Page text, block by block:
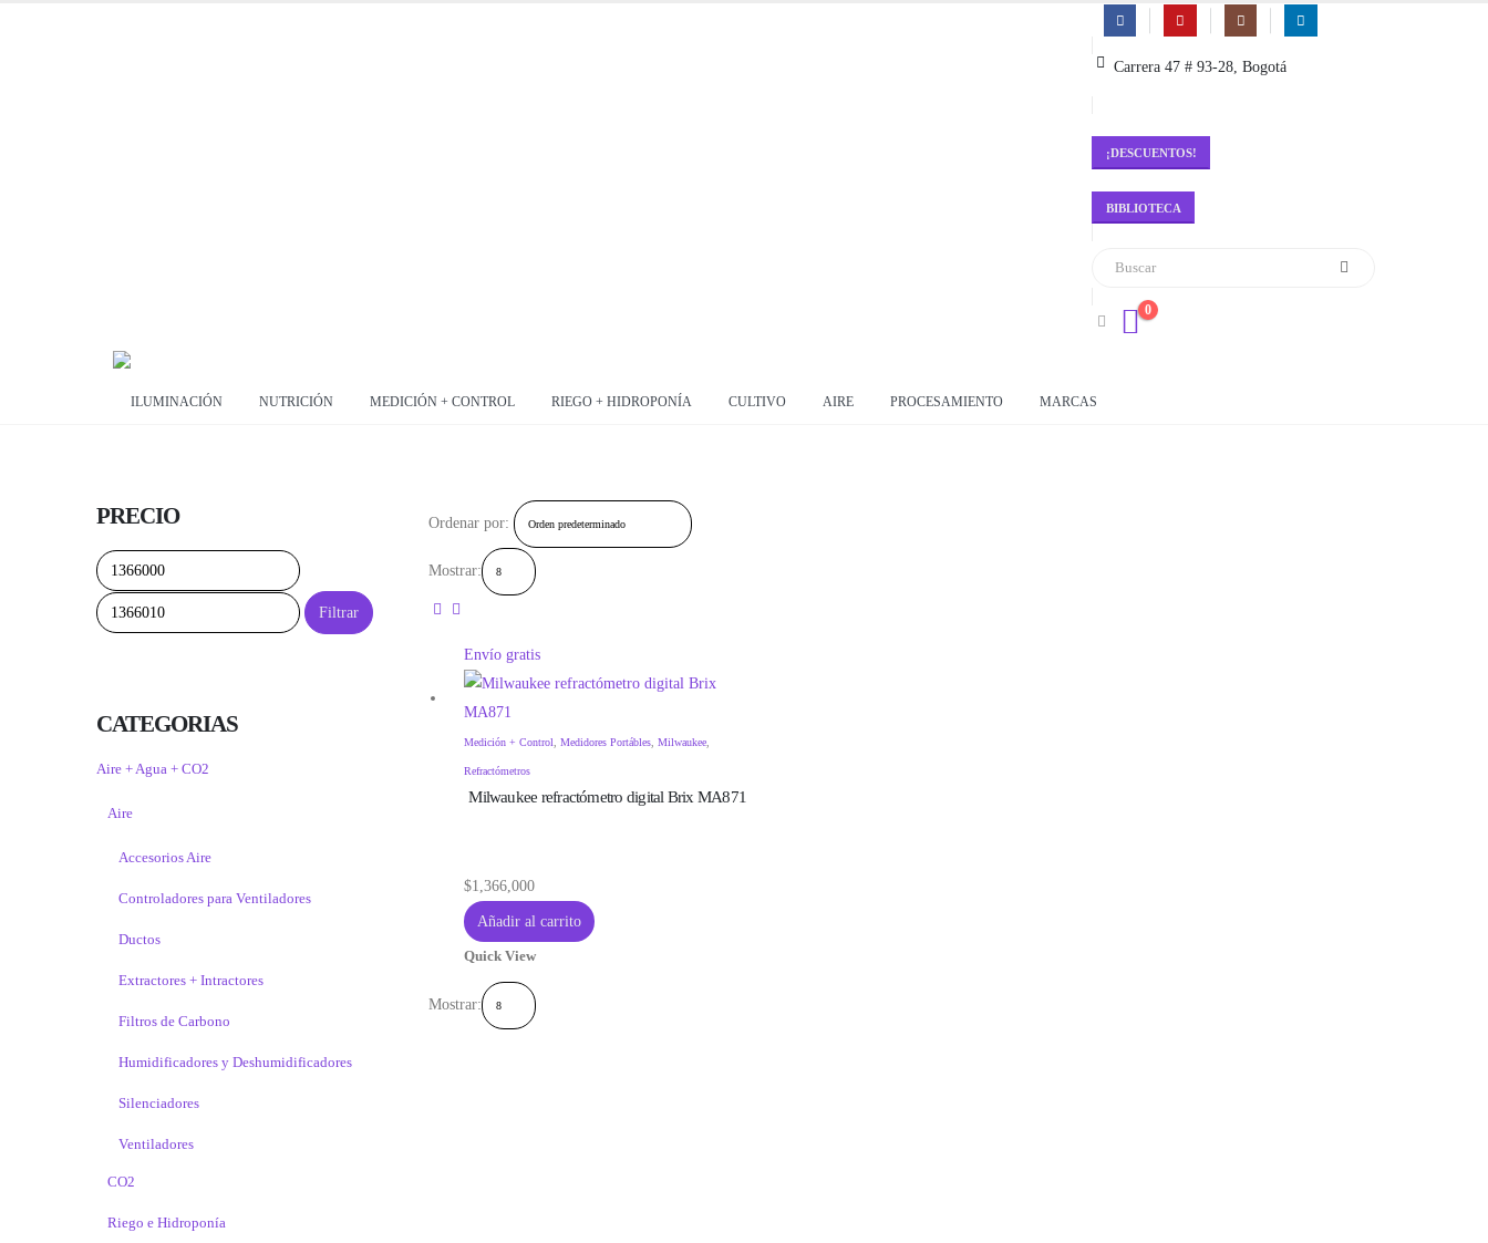
Carrera 47 # 93-28, Bogotá
¡DESCUENTOS!
BIBLIOTECA
0
ILUMINACIÓN NUTRICIÓN MEDICIÓN + CONTROL RIEGO + HIDROPONÍA CULTIVO AIRE PROCESAMIENTO MARCAS
Ordenar por:
Mostrar:
Envío gratis
Medición + Control, Medidores Portábles, Milwaukee,
Refractómetros
Milwaukee refractómetro digital Brix MA871
$1,366,000
Añadir al carrito
Quick View
Mostrar:
PRECIO
Precio
mínimo
Precio
máximo
Filtrar
CATEGORIAS
Aire + Agua + CO2
Aire
Accesorios Aire
Controladores para Ventiladores
Ductos
Extractores + Intractores
Filtros de Carbono
Humidificadores y Deshumidificadores
Silenciadores
Ventiladores
CO2
Riego e Hidroponía